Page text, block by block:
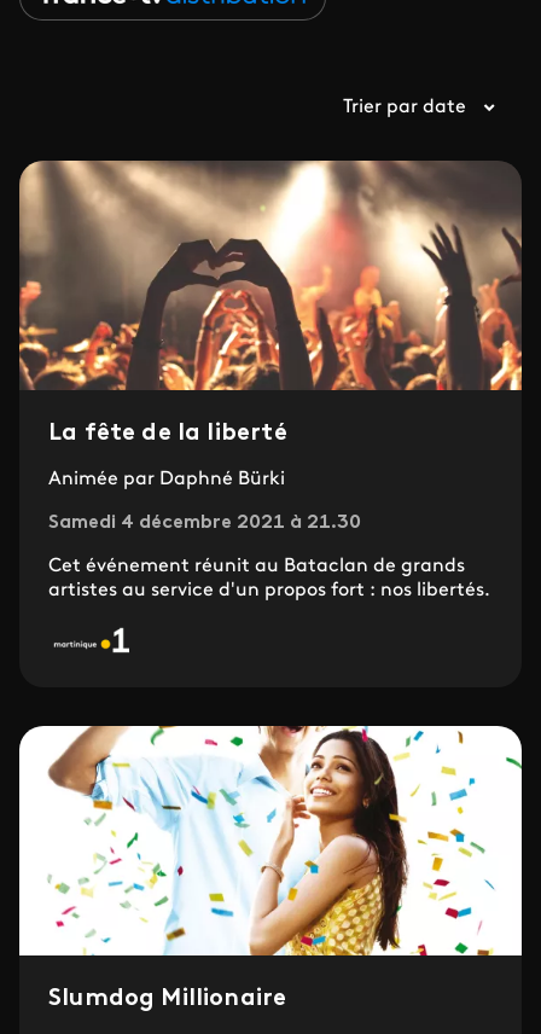
Trier par date
La fête de la liberté
Animée par Daphné Bürki
Samedi 4 décembre 2021 à 21.30
Cet événement réunit au Bataclan de grands
artistes au service d'un propos fort : nos libertés.
Slumdog Millionaire